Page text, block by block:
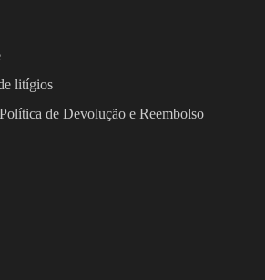
litígios
de Devolução e Reembolso